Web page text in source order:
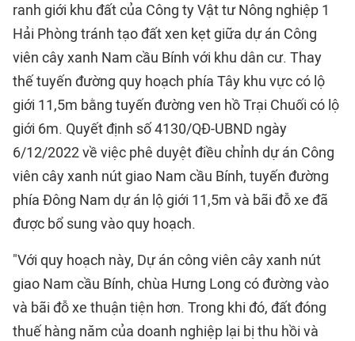
ranh giới khu đất của Công ty Vật tư Nông nghiệp 1
Hải Phòng tránh tạo đất xen kẹt giữa dự án Công
viên cây xanh Nam cầu Bính với khu dân cư. Thay
thế tuyến đường quy hoạch phía Tây khu vực có lộ
giới 11,5m bằng tuyến đường ven hồ Trại Chuối có lộ
giới 6m. Quyết định số 4130/QĐ-UBND ngày
6/12/2022 về việc phê duyệt điều chỉnh dự án Công
viên cây xanh nút giao Nam cầu Bính, tuyến đường
phía Đông Nam dự án lộ giới 11,5m và bãi đỗ xe đã
được bổ sung vào quy hoạch.
"Với quy hoạch này, Dự án công viên cây xanh nút
giao Nam cầu Bính, chùa Hưng Long có đường vào
và bãi đỗ xe thuận tiện hơn. Trong khi đó, đất đóng
thuế hàng năm của doanh nghiệp lại bị thu hồi và